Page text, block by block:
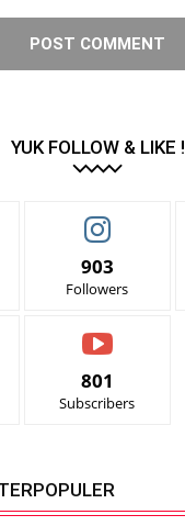
YUK FOLLOW & LIKE !
903
Followers
801
Subscribers